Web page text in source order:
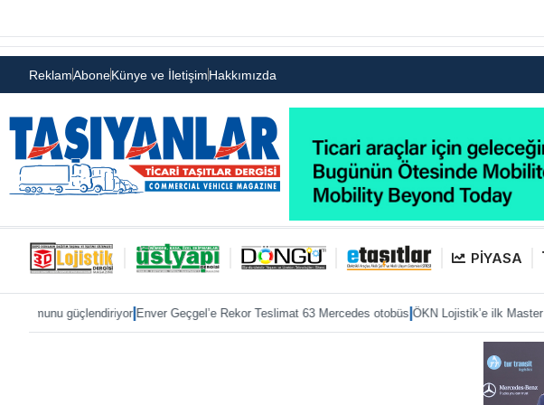
ReklamAboneKünye ve İletişimHakkımızda
PİYASA
|Enver Geçgel’e Rekor Teslimat 63 Mercedes otobüs|ÖKN Lojistik’e ilk Master Red EDITION|